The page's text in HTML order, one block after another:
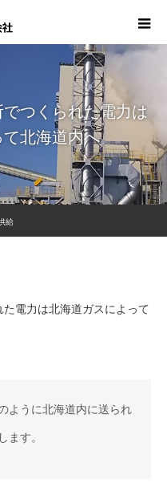
つくられた電力は
北海道内へ
給
電力は北海道ガスによって
ように北海道内に送られ
ます。